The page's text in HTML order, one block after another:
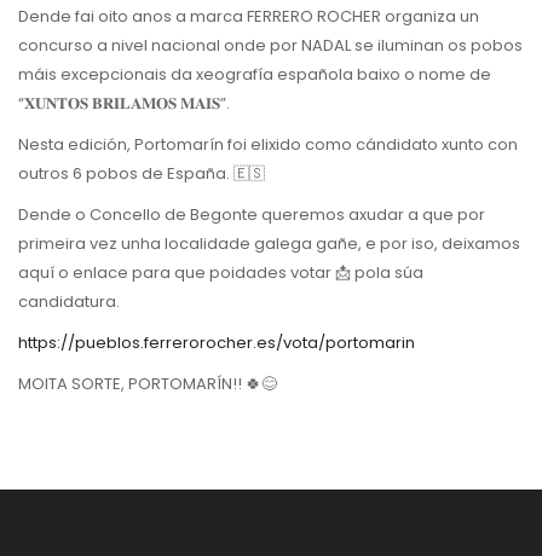
Dende fai oito anos a marca FERRERO ROCHER organiza un
concurso a nivel nacional onde por NADAL se iluminan os pobos
máis excepcionais da xeografía española baixo o nome de
“𝐗𝐔𝐍𝐓𝐎𝐒 𝐁𝐑𝐈𝐋𝐀𝐌𝐎𝐒 𝐌𝐀𝐈𝐒”.
Nesta edición, Portomarín foi elixido como cándidato xunto con
outros 6 pobos de España. 🇪🇸
Dende o Concello de Begonte queremos axudar a que por
primeira vez unha localidade galega gañe, e por iso, deixamos
aquí o enlace para que poidades votar 📩 pola súa
candidatura.
https://pueblos.ferrerorocher.es/vota/portomarin
MOITA SORTE, PORTOMARÍN!! 🍀😊